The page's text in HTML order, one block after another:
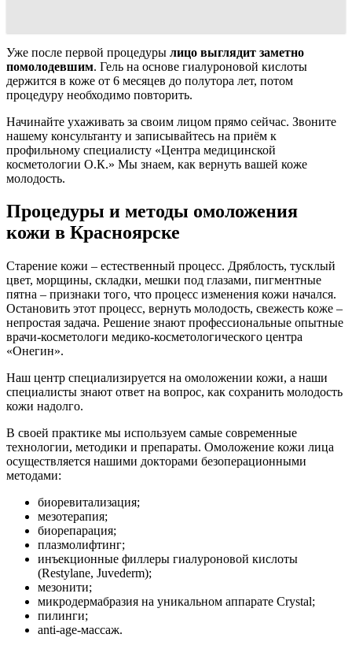
Уже после первой процедуры лицо выглядит заметно
помолодевшим. Гель на основе гиалуроновой кислоты
держится в коже от 6 месяцев до полутора лет, потом
процедуру необходимо повторить.
Начинайте ухаживать за своим лицом прямо сейчас. Звоните
нашему консультанту и записывайтесь на приём к
профильному специалисту «Центра медицинской
косметологии О.К.» Мы знаем, как вернуть вашей коже
молодость.
Процедуры и методы омоложения
кожи в Красноярске
Старение кожи – естественный процесс. Дряблость, тусклый
цвет, морщины, складки, мешки под глазами, пигментные
пятна – признаки того, что процесс изменения кожи начался.
Остановить этот процесс, вернуть молодость, свежесть коже –
непростая задача. Решение знают профессиональные опытные
врачи-косметологи медико-косметологического центра
«Онегин».
Наш центр специализируется на омоложении кожи, а наши
специалисты знают ответ на вопрос, как сохранить молодость
кожи надолго.
В своей практике мы используем самые современные
технологии, методики и препараты. Омоложение кожи лица
осуществляется нашими докторами безоперационными
методами:
биоревитализация;
мезотерапия;
биорепарация;
плазмолифтинг;
инъекционные филлеры гиалуроновой кислоты
(Restylane, Juvederm);
мезонити;
микродермабразия на уникальном аппарате Crystal;
пилинги;
anti-age-массаж.